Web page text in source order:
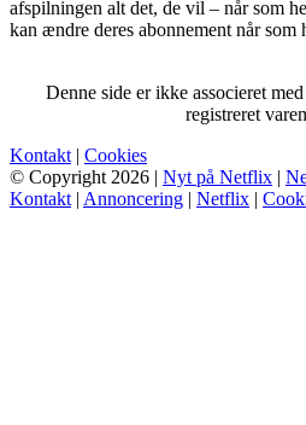
afspilningen alt det, de vil – når som
kan ændre deres abonnement når som
Denne side er ikke associeret
registreret
Kontakt | Cookies
© Copyright 2026 | Nyt på Netflix |
Kontakt | Annoncering | Netflix |